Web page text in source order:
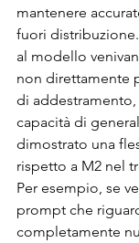
mantenere
fuori
al modello
non direttamente
di addestramento,
capacità di
dimostrato una
rispetto a M2 nel
Per esempio, se
prompt che
completamente